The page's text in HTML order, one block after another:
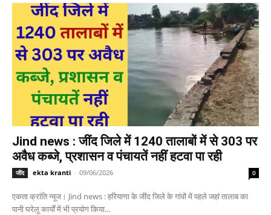
Jind news : जींद जिले में 1240 तालाबों में से 303 पर
अवैध कब्जे, प्रशासन व पंचायतें नहीं हटवा पा रही
जींद ekta kranti - 09/06/2026 0
एकता क्रांति न्यूज। Jind news : हरियाणा के जींद जिले के गांवों में पहले जहां तालाब का
पानी घरेलू कार्यों में भी प्रयोग किया...